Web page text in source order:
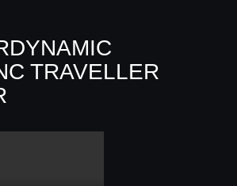
TRAVELLER